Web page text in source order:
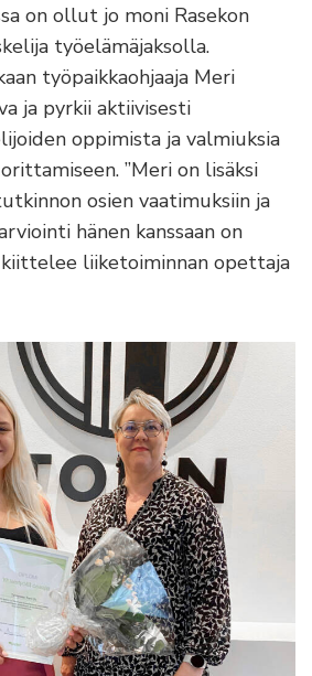
on ollut jo moni Rasekon
työelämäjaksolla.
työpaikkaohjaaja Meri
ja pyrkii aktiivisesti
oppimista ja valmiuksia
”Meri on lisäksi
osien vaatimuksiin ja
hänen kanssaan on
liiketoiminnan opettaja